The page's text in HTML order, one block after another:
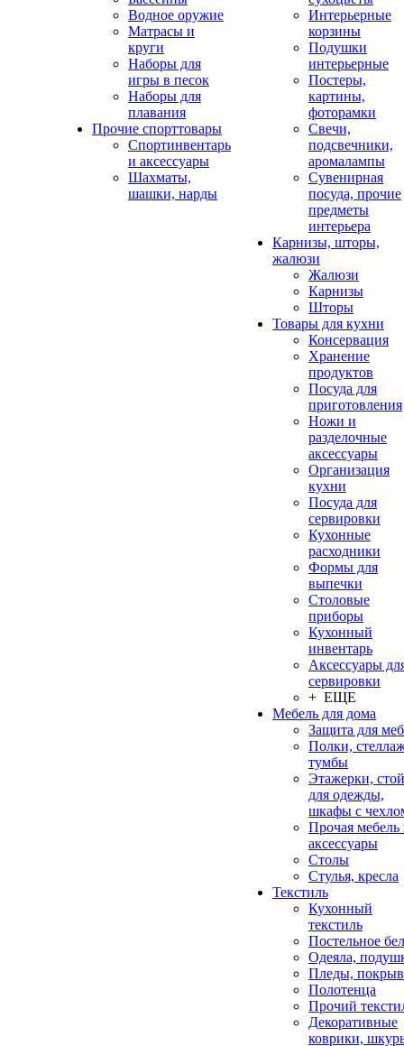
Водное оружие
Матрасы и
круги
Наборы для
игры в песок
Наборы для
плавания
Прочие спорттовары
Спортинвентарь
и аксессуары
Шахматы,
шашки, нарды
Интерьерные
корзины
Подушки
интерьерные
Постеры,
картины,
фоторамки
Свечи,
подсвечники,
аромалампы
Сувенирная
посуда, прочие
предметы
интерьера
Карнизы, шторы,
жалюзи
Жалюзи
Карнизы
Шторы
Товары для кухни
Консервация
Хранение
продуктов
Посуда для
приготовления
Ножи и
разделочные
аксессуары
Организация
кухни
Посуда для
сервировки
Кухонные
расходники
Формы для
выпечки
Столовые
приборы
Кухонный
инвентарь
Аксессуары
сервировки
+ ЕЩЕ
Мебель для дома
Защита для
Полки,
тумбы
Этажерки,
для одежды,
шкафы с
Прочая мебель
аксессуары
Столы
Стулья, кресла
Текстиль
Кухонный
текстиль
Постельное
Одеяла,
Пледы,
Полотенца
Прочий
Декоративные
коврики,